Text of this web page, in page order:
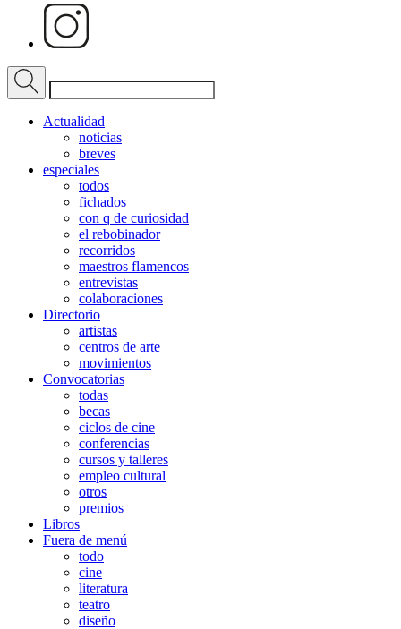
Actualidad
noticias
breves
especiales
todos
fichados
con q de curiosidad
el rebobinador
recorridos
maestros flamencos
entrevistas
colaboraciones
Directorio
artistas
centros de arte
movimientos
Convocatorias
todas
becas
ciclos de cine
conferencias
cursos y talleres
empleo cultural
otros
premios
Libros
Fuera de menú
todo
cine
literatura
teatro
diseño